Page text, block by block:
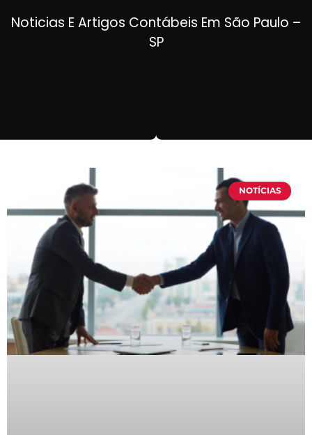
Noticias E Artigos Contábeis Em São Paulo –
SP
NOTÍCIAS